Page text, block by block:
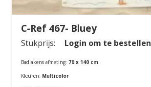
C-Ref 467- Bluey
Stukprijs: Login om te bestellen
Badlakens afmeting: 70 x 140 cm
Kleuren: Multicolor